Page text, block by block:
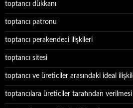
toptancı dükkanı
toptancı patronu
toptancı perakendeci ilişkileri
toptancı sitesi
toptancı ve üreticiler arasındaki ideal
toptancılara üreticiler tarafından